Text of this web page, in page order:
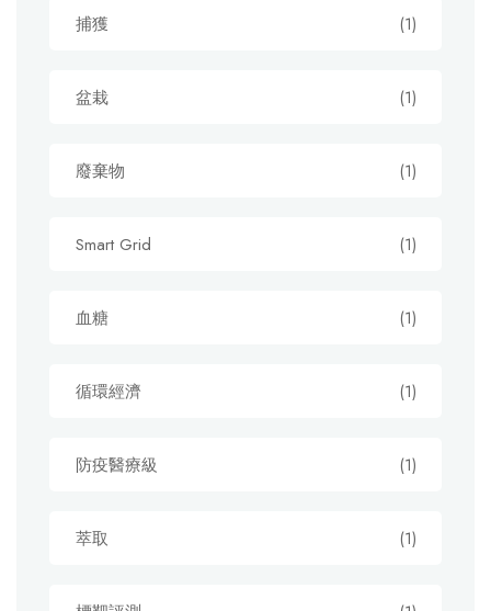
捕獲 (1)
盆栽 (1)
廢棄物 (1)
Smart Grid (1)
血糖 (1)
循環經濟 (1)
防疫醫療級 (1)
萃取 (1)